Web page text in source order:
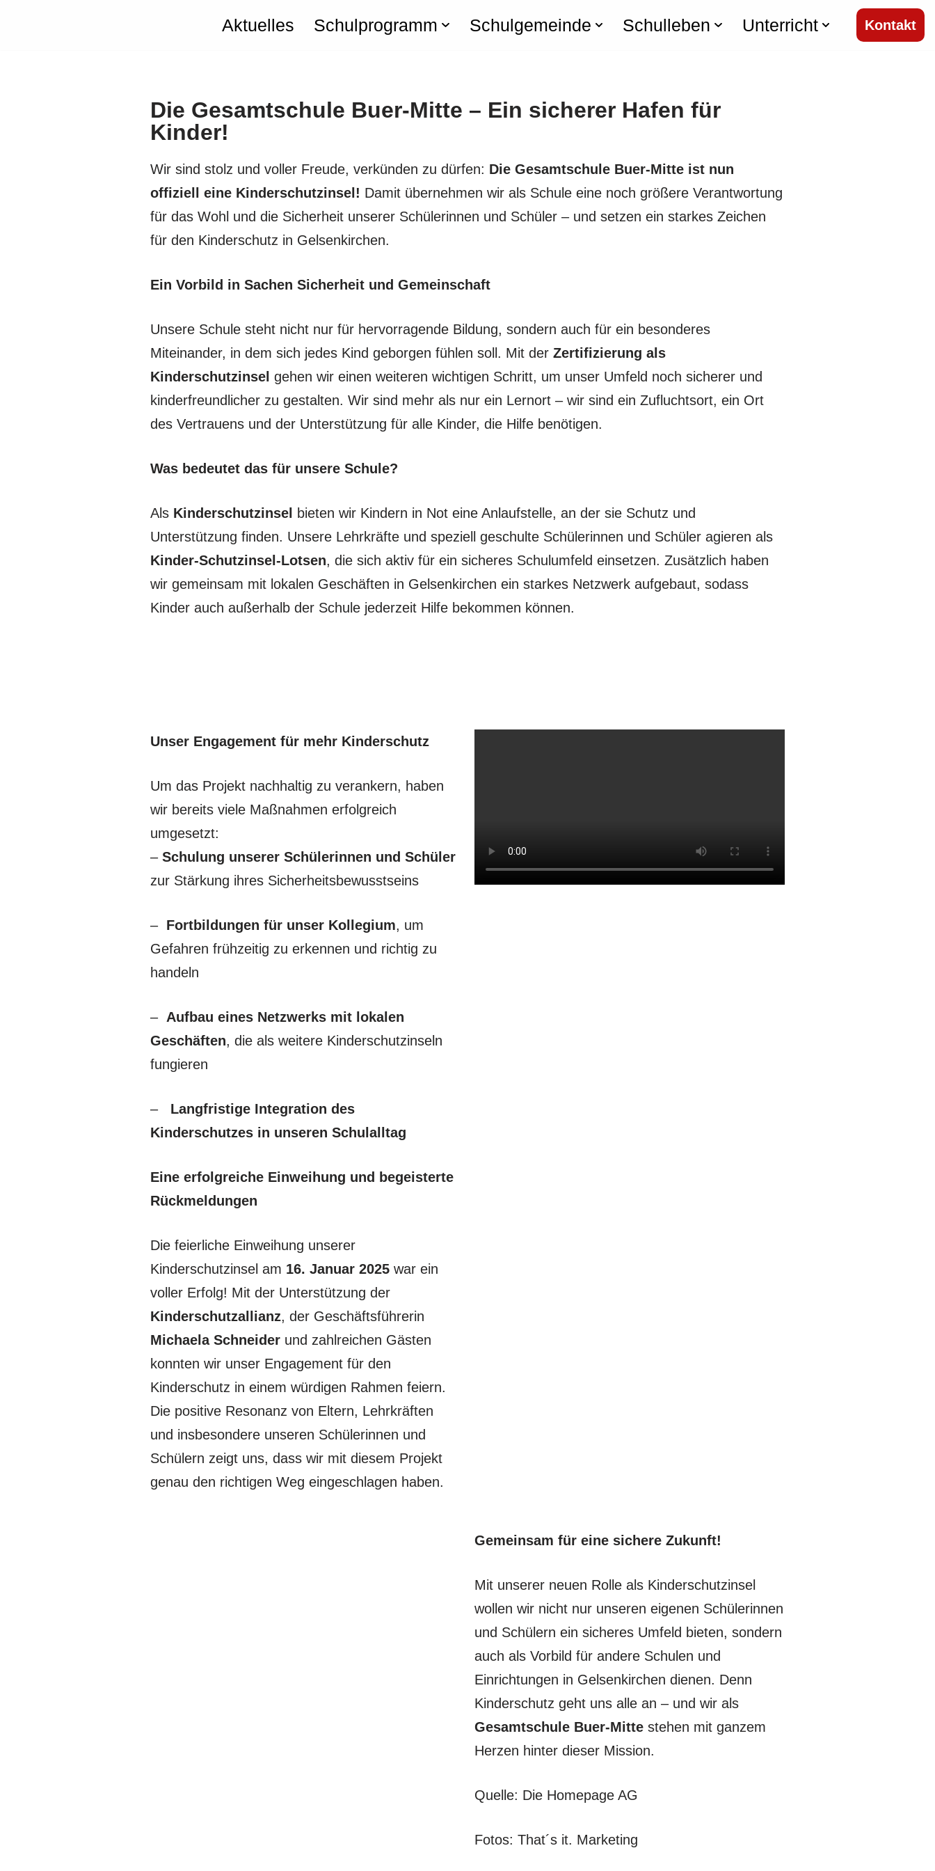
Aktuelles Schulprogramm Schulgemeinde Schulleben Unterricht Kontakt
Die Gesamtschule Buer-Mitte – Ein sicherer Hafen für
Kinder!
Wir sind stolz und voller Freude, verkünden zu dürfen: Die Gesamtschule Buer-Mitte ist nun
offiziell eine Kinderschutzinsel! Damit übernehmen wir als Schule eine noch größere Verantwortung
für das Wohl und die Sicherheit unserer Schülerinnen und Schüler – und setzen ein starkes Zeichen
für den Kinderschutz in Gelsenkirchen.
Ein Vorbild in Sachen Sicherheit und Gemeinschaft
Unsere Schule steht nicht nur für hervorragende Bildung, sondern auch für ein besonderes
Miteinander, in dem sich jedes Kind geborgen fühlen soll. Mit derZertifizierung als
Kinderschutzinsel gehen wir einen weiteren wichtigen Schritt, um unser Umfeld noch sicherer und
kinderfreundlicher zu gestalten. Wir sind mehr als nur ein Lernort – wir sind ein Zufluchtsort, ein Ort
des Vertrauens und der Unterstützung für alle Kinder, die Hilfe benötigen.
Was bedeutet das für unsere Schule?
Als Kinderschutzinsel
bieten wir Kindern in Not eine Anlaufstelle, an der sie Schutz und
Unterstützung finden. Unsere Lehrkräfte und speziell geschulte Schülerinnen und Schüler agieren als
Kinder-Schutzinsel-Lotsen, die sich aktiv für ein sicheres Schulumfeld einsetzen. Zusätzlich haben
wir gemeinsam mit lokalen Geschäften in Gelsenkirchen ein starkes Netzwerk aufgebaut, sodass
Kinder auch außerhalb der Schule jederzeit Hilfe bekommen können.
Unser Engagement für mehr Kinderschutz
Um das Projekt nachhaltig zu verankern, haben
wir bereits viele Maßnahmen erfolgreich
umgesetzt:
–Schulung unserer Schülerinnen und Schüler
zur Stärkung ihres Sicherheitsbewusstseins
– Fortbildungen für unser Kollegium, um
Gefahren frühzeitig zu erkennen und richtig zu
handeln
– Aufbau eines Netzwerks mit lokalen
Geschäften, die als weitere Kinderschutzinseln
fungieren
– Langfristige Integration des
Kinderschutzes in unseren Schulalltag
Eine erfolgreiche Einweihung und begeisterte
Rückmeldungen
Die feierliche Einweihung unserer
Kinderschutzinsel am 16. Januar 2025 war ein
voller Erfolg! Mit der Unterstützung der
Kinderschutzallianz, der Geschäftsführerin
Michaela Schneider und zahlreichen Gästen
konnten wir unser Engagement für den
Kinderschutz in einem würdigen Rahmen feiern.
Die positive Resonanz von Eltern, Lehrkräften
und insbesondere unseren Schülerinnen und
Schülern zeigt uns, dass wir mit diesem Projekt
genau den richtigen Weg eingeschlagen haben.
Gemeinsam für eine sichere Zukunft!
Mit unserer neuen Rolle als Kinderschutzinsel
wollen wir nicht nur unseren eigenen Schülerinnen
und Schülern ein sicheres Umfeld bieten, sondern
auch als Vorbild für andere Schulen und
Einrichtungen in Gelsenkirchen dienen. Denn
Kinderschutz geht uns alle an – und wir als
Gesamtschule Buer-Mittestehen mit ganzem
Herzen hinter dieser Mission.
Quelle: Die Homepage AG
Fotos: That´s it. Marketing